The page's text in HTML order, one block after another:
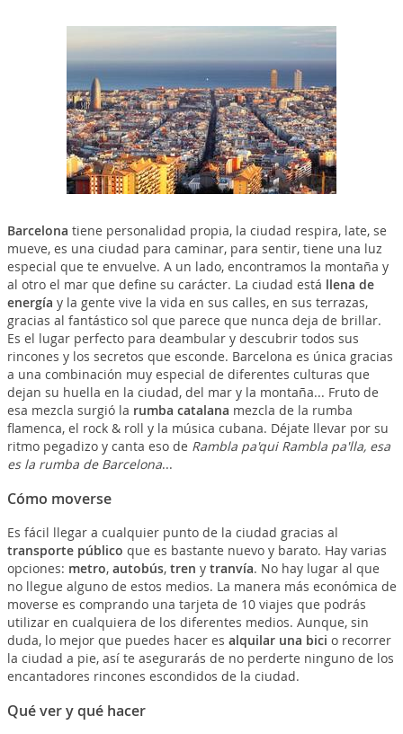
Barcelona tiene personalidad propia, la ciudad respira, late, se
mueve, es una ciudad para caminar, para sentir, tiene una luz
especial que te envuelve. A un lado, encontramos la montaña y
al otro el mar que define su carácter. La ciudad está llena de
energía y la gente vive la vida en sus calles, en sus terrazas,
gracias al fantástico sol que parece que nunca deja de brillar.
Es el lugar perfecto para deambular y descubrir todos sus
rincones y los secretos que esconde. Barcelona es única gracias
a una combinación muy especial de diferentes culturas que
dejan su huella en la ciudad, del mar y la montaña... Fruto de
esa mezcla surgió la rumba catalana mezcla de la rumba
flamenca, el rock & roll y la música cubana. Déjate llevar por su
ritmo pegadizo y canta eso de Rambla pa'qui Rambla pa'lla, esa
es la rumba de Barcelona...
Cómo moverse
Es fácil llegar a cualquier punto de la ciudad gracias al
transporte público que es bastante nuevo y barato. Hay varias
opciones: metro, autobús, tren y tranvía. No hay lugar al que
no llegue alguno de estos medios. La manera más económica de
moverse es comprando una tarjeta de 10 viajes que podrás
utilizar en cualquiera de los diferentes medios. Aunque, sin
duda, lo mejor que puedes hacer es alquilar una bici o recorrer
la ciudad a pie, así te asegurarás de no perderte ninguno de los
encantadores rincones escondidos de la ciudad.
Qué ver y qué hacer